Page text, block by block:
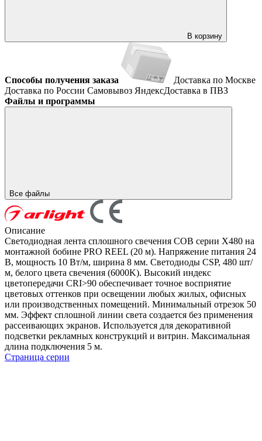
В корзину
Способы получения заказа
Доставка по Москве
Доставка по России Самовывоз ЯндексДоставка в ПВЗ
Файлы и программы
Все файлы
Описание
Светодиодная лента сплошного свечения COB серии X480 на
монтажной бобине PRO REEL (20 м). Напряжение питания 24
В, мощность 10 Вт/м, ширина 8 мм. Светодиоды CSP, 480 шт/
м, белого цвета свечения (6000K). Высокий индекс
цветопередачи CRI>90 обеспечивает точное восприятие
цветовых оттенков при освещении любых жилых, офисных
или производственных помещений. Минимальный отрезок 50
мм. Эффект сплошной линии света создается без применения
рассеивающих экранов. Используется для декоративной
подсветки рекламных конструкций и витрин. Максимальная
длина подключения 5 м.
Страница серии